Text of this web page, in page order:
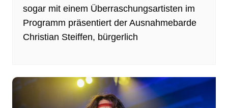
sogar mit einem Überraschungsartisten im
Programm präsentiert der Ausnahmebarde
Christian Steiffen, bürgerlich